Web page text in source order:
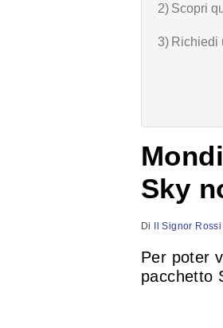
2) Scopri
3) Richiedi
Sky
Di Il Signor Rossi
Per poter
pacchetto